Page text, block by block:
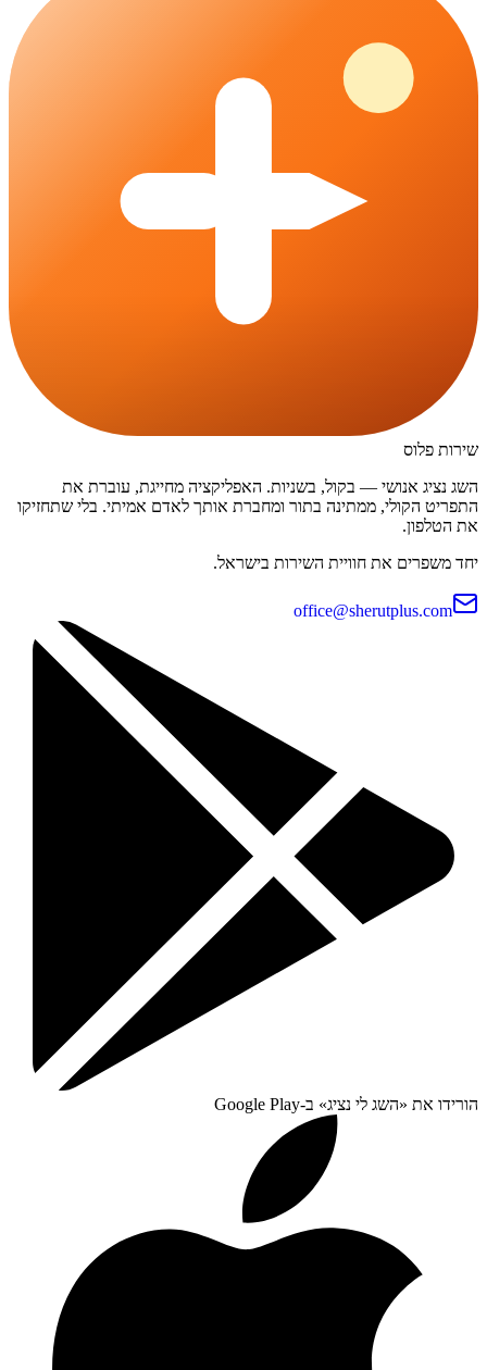
שירות פלוס
השג נציג אנושי — בקול, בשניות. האפליקציה מחייגת, עוברת את
התפריט הקולי, ממתינה בתור ומחברת אותך לאדם אמיתי. בלי שתחזיקו
את הטלפון.
יחד משפרים את חוויית השירות בישראל.
office@sherutplus.com
הורידו את «השג לי נציג» ב-Google Play